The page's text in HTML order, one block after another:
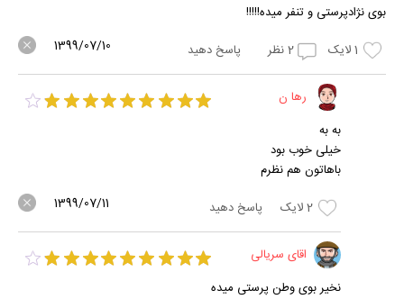
بوی نژادپرستی و تنفر میده!!!!!
1لایک 2نظر پاسخ دهید 1399/07/10
رها ن
به به
خیلی خوب بود
باهاتون هم نظرم
2لایک پاسخ دهید 1399/07/11
اقای سریالی
نخیر بوی وطن پرستی میده